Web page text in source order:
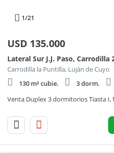
1/21
USD 135.000
Lateral Sur J.J. Paso, Carrodilla
Carrodilla la Puntilla, Luján de Cuyo
130 m² cubie.
3 dorm.
Venta Duplex 3 dormitorios Tiasta I,